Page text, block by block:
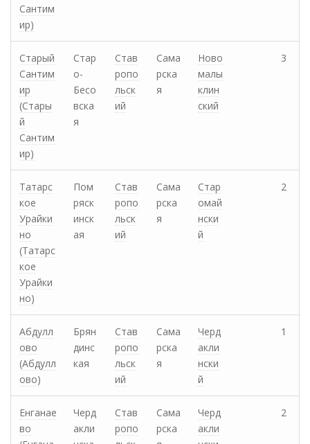
Сантим
ир)
Старый
Сантим
ир
(Стары
й
Сантим
ир)
Стар
о-
Бесо
вска
я
Став
ропо
льск
ий
Сама
рска
я
Ново
малы
клин
ский
3
Татарс
кое
Урайки
но
(Татарс
кое
Урайки
но)
Пом
ряск
инск
ая
Став
ропо
льск
ий
Сама
рска
я
Стар
омай
нски
й
2
Абдулл
ово
(Абдулл
ово)
Брян
динс
кая
Став
ропо
льск
ий
Сама
рска
я
Черд
акли
нски
й
1
Енганае
во
Черд
акли
Став
ропо
Сама
рска
Черд
акли
2